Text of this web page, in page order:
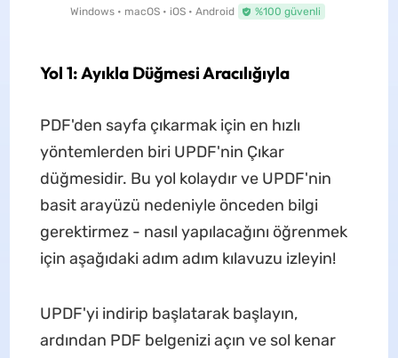
Windows • macOS • iOS • Android %100 güvenli
Yol 1: Ayıkla Düğmesi Aracılığıyla
PDF'den sayfa çıkarmak için en hızlı
yöntemlerden biri UPDF'nin Çıkar
düğmesidir. Bu yol kolaydır ve UPDF'nin
basit arayüzü nedeniyle önceden bilgi
gerektirmez - nasıl yapılacağını öğrenmek
için aşağıdaki adım adım kılavuzu izleyin!
UPDF'yi indirip başlatarak başlayın,
ardından PDF belgenizi açın ve sol kenar